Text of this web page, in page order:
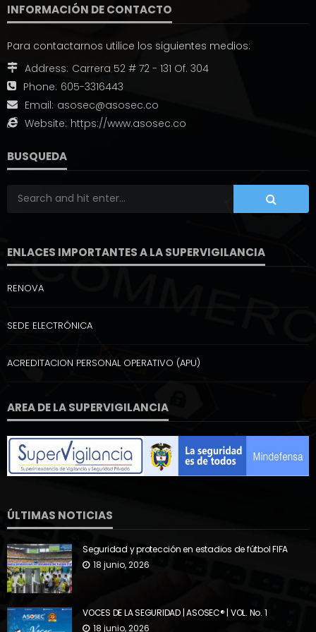
INFORMACIÓN DE CONTACTO
Para contactarnos utilice los siguientes medios:
Address: Carrera 52 # 72 - 131 Of. 304
Phone: 605-3316443
Email: asosec@asosec.co
Website: https://www.asosec.co
BUSQUEDA
ENLACES IMPORTANTES A LA SUPERVIGILANCIA
RENOVA
SEDE ELECTRÓNICA
ACREDITACION PERSONAL OPERATIVO (APU)
AREA DE LA SUPERVIGILANCIA
ÚLTIMAS NOTICIAS
Seguridad y protección en estadios de fútbol FIFA
18 junio, 2026
VOCES DE LA SEGURIDAD | ASOSEC® | VOL. No. 1
18 junio, 2026